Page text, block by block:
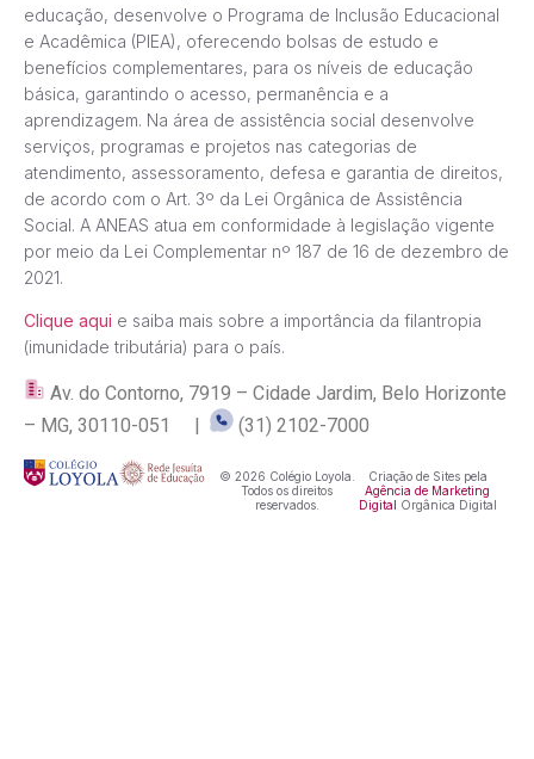
educação, desenvolve o Programa de Inclusão Educacional
e Acadêmica (PIEA), oferecendo bolsas de estudo e
benefícios complementares, para os níveis de educação
básica, garantindo o acesso, permanência e a
aprendizagem. Na área de assistência social desenvolve
serviços, programas e projetos nas categorias de
atendimento, assessoramento, defesa e garantia de direitos,
de acordo com o Art. 3º da Lei Orgânica de Assistência
Social. A ANEAS atua em conformidade à legislação vigente
por meio da Lei Complementar nº 187 de 16 de dezembro de
2021.
Clique aqui e saiba mais sobre a importância da filantropia
(imunidade tributária) para o país.
Av. do Contorno, 7919 – Cidade Jardim, Belo Horizonte
– MG, 30110-051 |
(31) 2102-7000
© 2026 Colégio Loyola.
Todos os direitos
reservados.
Criação de Sites pela
Agência de Marketing
Digital Orgânica Digital